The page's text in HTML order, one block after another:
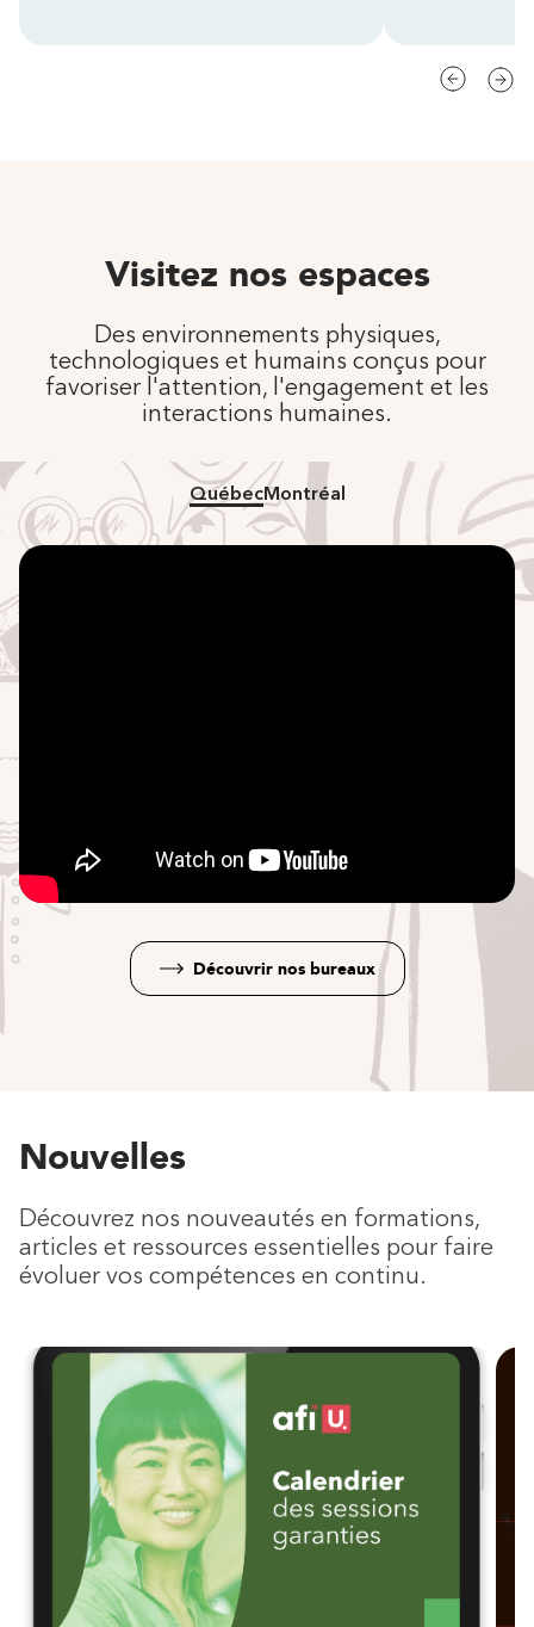
Visitez nos espaces
Des environnements physiques,
technologiques et humains conçus pour
favoriser l'attention, l'engagement et les
interactions humaines.
QuébecMontréal
Découvrir nos bureaux
Nouvelles
Découvrez nos nouveautés en formations,
articles et ressources essentielles pour faire
évoluer vos compétences en continu.